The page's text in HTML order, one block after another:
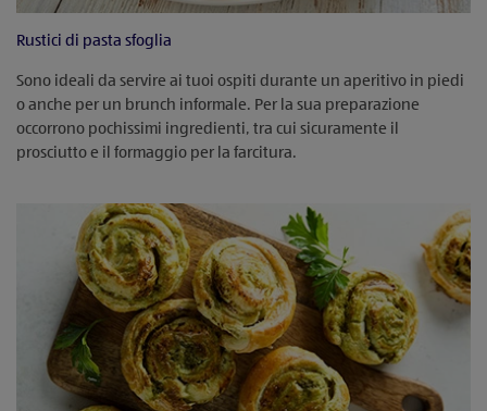
Rustici di pasta sfoglia
Sono ideali da servire ai tuoi ospiti durante un aperitivo in piedi
o anche per un brunch informale. Per la sua preparazione
occorrono pochissimi ingredienti, tra cui sicuramente il
prosciutto e il formaggio per la farcitura.